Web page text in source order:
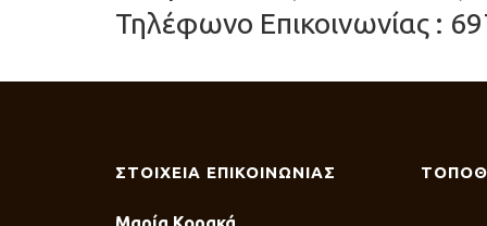
Τηλέφωνο Επικοινωνίας :
ΣΤΟΙΧΕΙΑ ΕΠΙΚΟΙΝΩΝΙΑΣ